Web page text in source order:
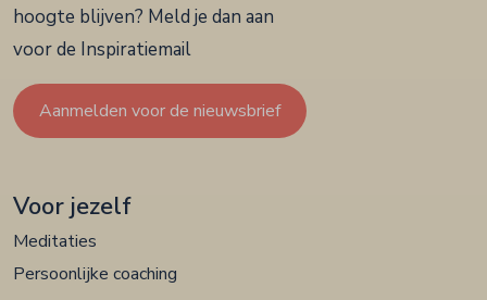
hoogte blijven? Meld je dan aan
voor de Inspiratiemail
Aanmelden voor de nieuwsbrief
Voor jezelf
Meditaties
Persoonlijke coaching